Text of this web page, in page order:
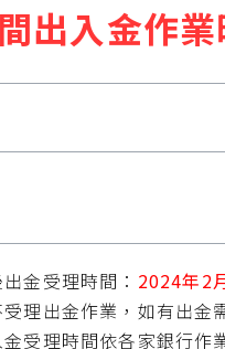
出入金作
金受理時間： 2024年2
理出金作業，如有出金
受理時間依各家銀行作